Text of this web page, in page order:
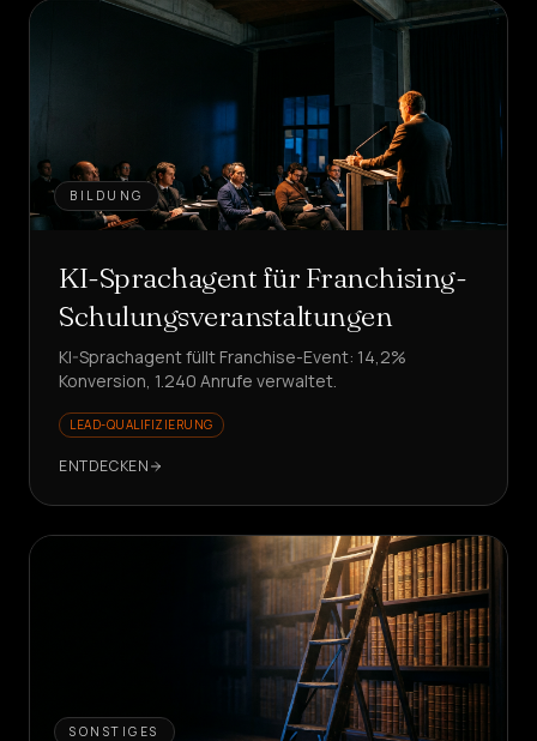
BILDUNG
KI-Sprachagent für Franchising-
Schulungsveranstaltungen
KI-Sprachagent füllt Franchise-Event: 14,2%
Konversion, 1.240 Anrufe verwaltet.
LEAD-QUALIFIZIERUNG
ENTDECKEN
SONSTIGES